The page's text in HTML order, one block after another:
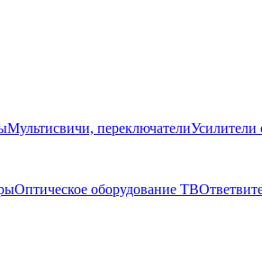
Мультисвичи, переключателиУсилители
Оптическое оборудование ТВ